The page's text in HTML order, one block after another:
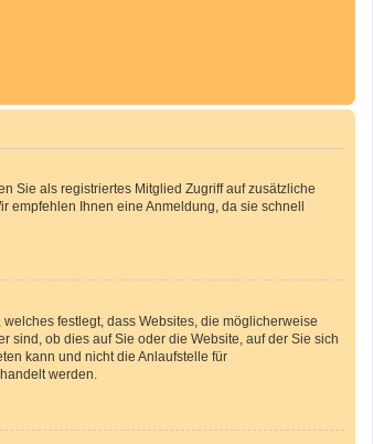
Sie als registriertes Mitglied Zugriff auf zusätzliche
empfehlen Ihnen eine Anmeldung, da sie schnell
festlegt, dass Websites, die möglicherweise
ob dies auf Sie oder die Website, auf der Sie sich
kann und nicht die Anlaufstelle für
werden.